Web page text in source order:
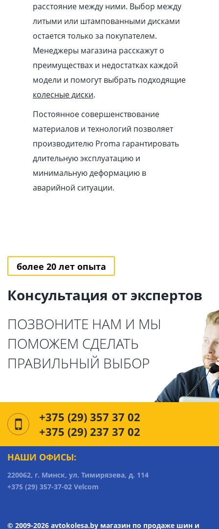
расстояние между ними. Выбор между
литыми или штампованными дисками
остается только за покупателем.
Менеджеры магазина расскажут о
преимуществах и недостатках каждой
модели и помогут выбрать подходящие
колесные диски.
Постоянное совершенствование
материалов и технологий позволяет
производителю Proma гарантировать
длительную эксплуатацию и
минимальную деформацию в
аварийной ситуации.
более 20 лет опыта
Консультация от экспертов
ПОЗВОНИТЕ НАМ И МЫ
ПОМОЖЕМ СДЕЛАТЬ
ПРАВИЛЬНЫЙ ВЫБОР
+375 (29) 357 37 02
+375 (29) 237 37 02
НАШИ ОФИСЫ:
220062, г. Минск, ул. Тимирязева, д. 114
+375 (29) 357-37-02 Velcom
© 2009-2026 avtokolesa.by магазин по продаже шин и